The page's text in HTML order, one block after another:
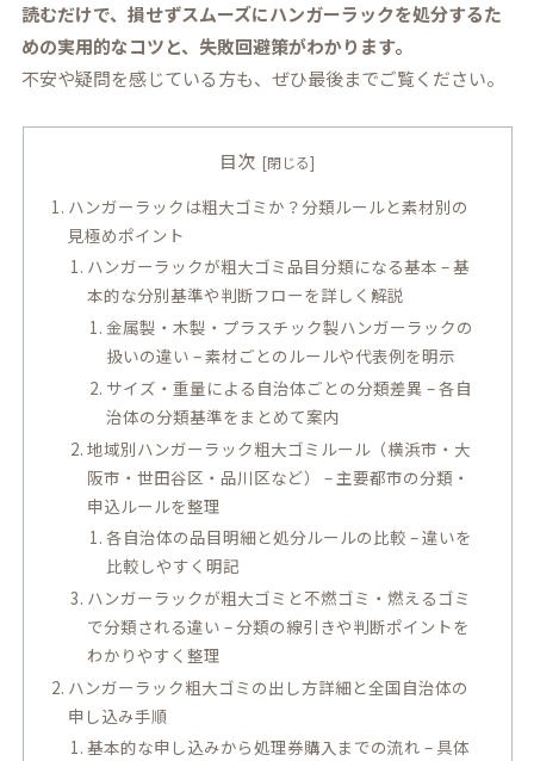
読むだけで、損せずスムーズにハンガーラックを処分するた
めの実用的なコツと、失敗回避策がわかります。
不安や疑問を感じている方も、ぜひ最後までご覧ください。
目次
ハンガーラックは粗大ゴミか？分類ルールと素材別の
見極めポイント
ハンガーラックが粗大ゴミ品目分類になる基本 – 基
本的な分別基準や判断フローを詳しく解説
金属製・木製・プラスチック製ハンガーラックの
扱いの違い – 素材ごとのルールや代表例を明示
サイズ・重量による自治体ごとの分類差異 – 各自
治体の分類基準をまとめて案内
地域別ハンガーラック粗大ゴミルール（横浜市・大
阪市・世田谷区・品川区など） – 主要都市の分類・
申込ルールを整理
各自治体の品目明細と処分ルールの比較 – 違いを
比較しやすく明記
ハンガーラックが粗大ゴミと不燃ゴミ・燃えるゴミ
で分類される違い – 分類の線引きや判断ポイントを
わかりやすく整理
ハンガーラック粗大ゴミの出し方詳細と全国自治体の
申し込み手順
基本的な申し込みから処理券購入までの流れ – 具体